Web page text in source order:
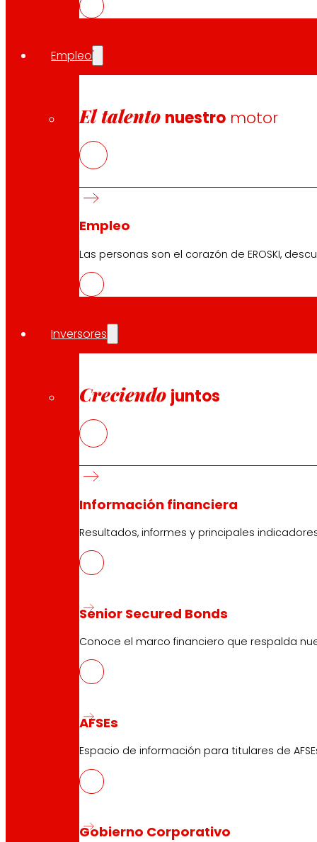
Empleo
El talento nuestro motor
Empleo
Las personas son el corazón de EROSKI,
Inversores
Creciendo juntos
Información financiera
Resultados, informes y principales
Senior Secured Bonds
Conoce el marco financiero que respalda
AFSEs
Espacio de información para titulares de
Gobierno Corporativo
En total, el OIGC ha identificado 350 casos de